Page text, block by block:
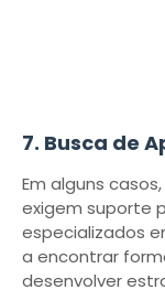
7. Busca de
Em alguns
exigem suporte
especializados
a encontrar
desenvolver